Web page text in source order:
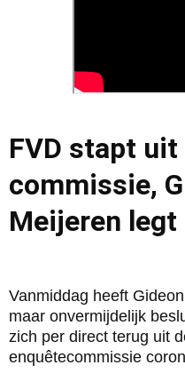
FVD stapt
commissie,
Meijeren
Vanmiddag heeft
maar onvermijdelijk
zich per direct terug uit
enquêtecommissie